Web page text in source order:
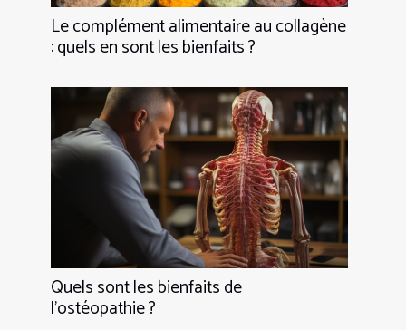
Le complément alimentaire au collagène
: quels en sont les bienfaits ?
Quels sont les bienfaits de
l’ostéopathie ?